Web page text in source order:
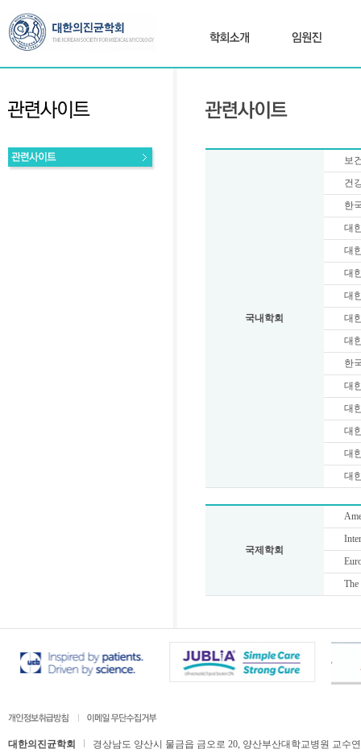
국내학회
보
건
한
대
대
대
대
대
대
한
대
대
대
대
대
국제학회
대한의진균학회
경상남도 양산시 물금읍 금오로 20, 양산부산대학교병원 교수